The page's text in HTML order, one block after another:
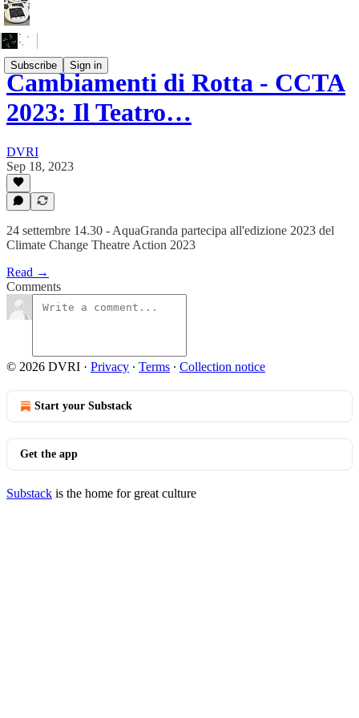
Subscribe Sign in
Cambiamenti di Rotta - CCTA
2023: Il Teatro…
DVRI
Sep 18, 2023
24 settembre 14.30 - AquaGranda partecipa all'edizione 2023 del
Climate Change Theatre Action 2023
Read →
Comments
© 2026 DVRI · Privacy ∙ Terms ∙ Collection notice
Start your Substack
Get the app
Substack is the home for great culture